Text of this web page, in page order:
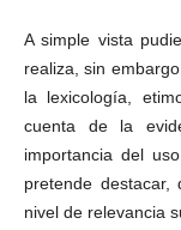
A simple vista
realiza, sin
la lexicología,
cuenta de la
importancia del
pretende
nivel de relevancia